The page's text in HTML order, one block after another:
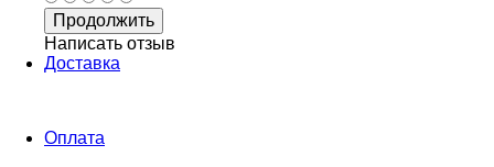
Продолжить
Написать отзыв
Доставка
Оплата